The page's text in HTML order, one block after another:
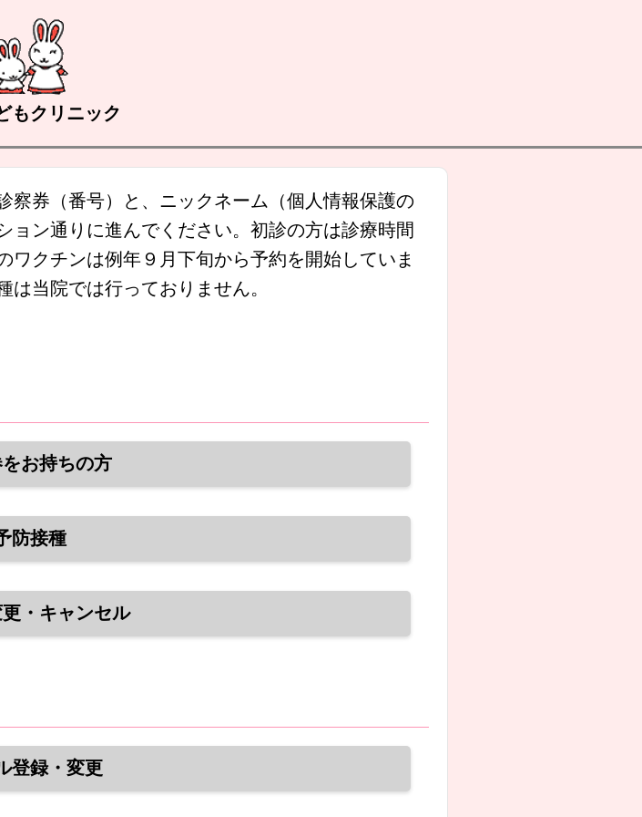
もクリニック
察券（番号）と、ニックネーム（個人情報保護の
ン通りに進んでください。初診の方は診療時間
クチンは例年９月下旬から予約を開始していま
当院では行っておりません。
お持ちの方
防接種
・キャンセル
登録・変更